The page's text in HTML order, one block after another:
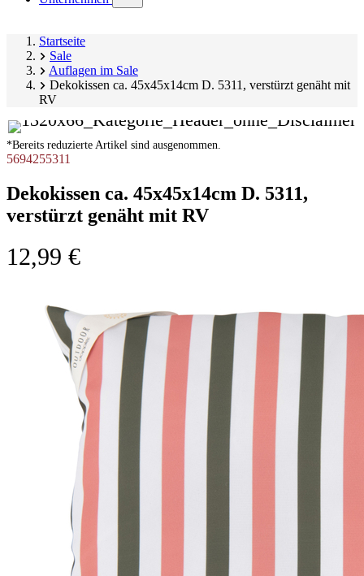
submenu)
Startseite
Sale
Auflagen im Sale
Dekokissen ca. 45x45x14cm D. 5311, verstürzt genäht mit
RV
*Bereits reduzierte Artikel sind ausgenommen.
5694255311
Dekokissen ca. 45x45x14cm D. 5311,
verstürzt genäht mit RV
12,99 €